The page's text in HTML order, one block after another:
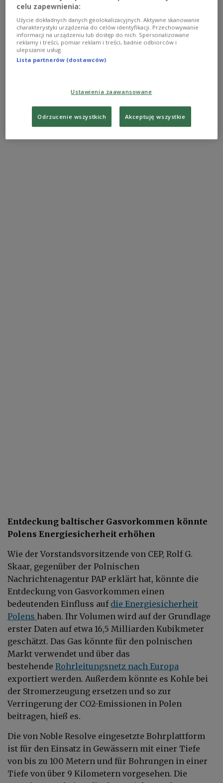
soll die örtlichen Einwohner beunruhigt haben.
Wie ihnen erklärt worden sei, handele es sich
dabei um ein kontrolliertes Testverfahren. Das
Unternehmen CEP hat früheren Berichten zufolge
das US-amerikanische Unternehmen Noble Resolve
aus Aberdeen damit beauftragt, die polnische
Entdeckung baltischer Gasvorkommen könnte
Polens Energiesicherheit erhöhen
Wie der Vorstandsvorsitzende von CEP, Rolf G.
Skaar, gegenüber der Polnischen
Nachrichtenagentur PAP erklärt hat, könnte die
Entdeckung von Gasvorkommen einen
bedeutenden Einfluss auf die Energiesicherheit
Polens haben. Ihr Volumen wird auf der Grundlage
erster Daten auf etwa 16,5 Milliarden Kubikmeter
geschätzt. Das Gas könnte für den polnischen
Markt verwendet und über das
bestehende Rohrleitungsnetz nach Europa
exportiert werden. Außerdem könnte es Kohle bei
der Stromerzeugung ersetzen und so zur
Verringerung der CO2-Emissionen in Polen
beitragen, hieß es.
Die von Noble Resolve eingesetzte Bohrplattform
ist für den Einsatz in Gewässern mit einer Tiefe
von bis zu 100 Metern und für Bohrungen in einer
Tiefe von über 9 Kilometern vorgesehen. Die
celu zapewnienia:
Użycie dokładnych danych geolokalizacyjnych. Aktywne skanowanie
charakterystyki urządzenia do celów identyfikacji. Przechowywanie
informacji na urządzeniu lub dostęp do nich. Spersonalizowane
reklamy i treści, pomiar reklam i treści, badnie odbiorców i
ulepszanie usług.
Lista partnerów (dostawców)
Ustawienia zaawansowane
Odrzucenie wszystkich Akceptuję wszystkie